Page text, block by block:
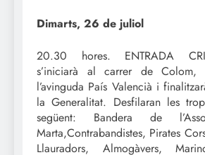
Dimarts, 26 de juliol
20.30 hores. ENTRADA
s’iniciarà al carrer de Colom,
l’avinguda País Valencià i
la Generalitat. Desfilaran les
següent: Bandera de
Marta,Contrabandistes, Pirates
Llauradors, Almogàvers,